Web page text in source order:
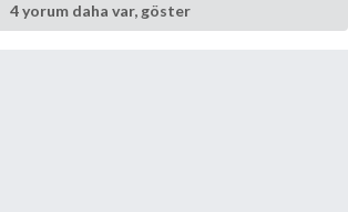
4 yorum daha var, göster